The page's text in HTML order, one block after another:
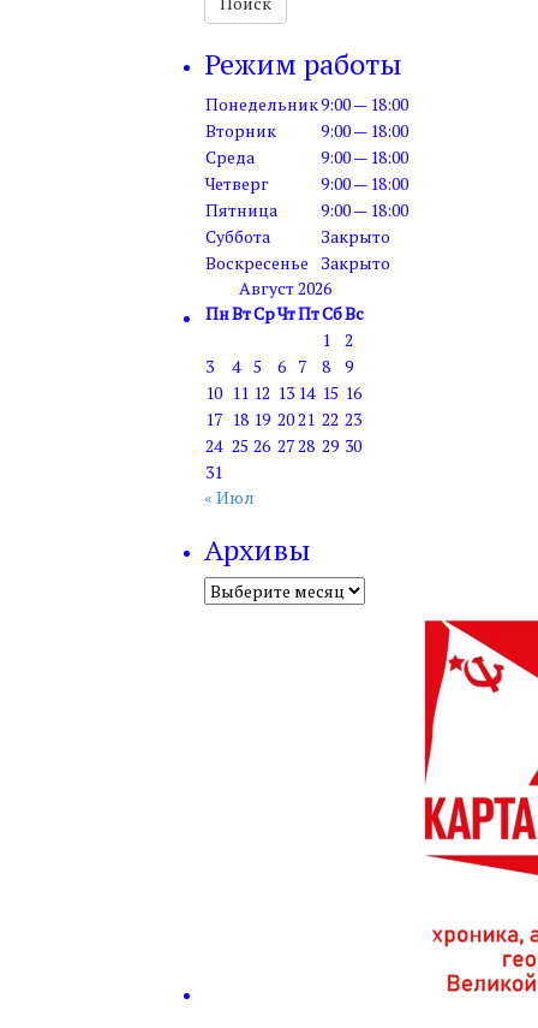
Режим работы
Понедельник9:00 — 18:00
Вторник
9:00 — 18:00
Среда
9:00 — 18:00
Четверг
9:00 — 18:00
Пятница
9:00 — 18:00
Суббота
Закрыто
Воскресенье
Закрыто
Август 2026
ПнВтСрЧтПтСбВс
1
2
3
4 5 6 7 8
9
10 11 12 13 14 15 16
17 18 19 2021 22 23
24 25 26 2728 29 30
31
« Июл
Архивы
Архивы